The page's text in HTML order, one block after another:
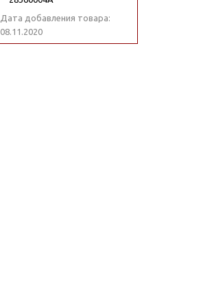
Дата добавления товара:
08.11.2020